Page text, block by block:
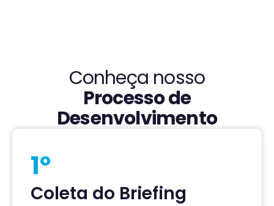
Conheça nosso
Processo de
Desenvolvimento
1º
Coleta do Briefing